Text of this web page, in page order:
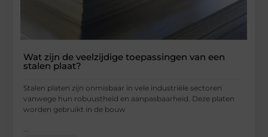
Wat zijn de veelzijdige toepassingen van een
stalen plaat?
Stalen platen zijn onmisbaar in vele industriële sectoren
vanwege hun robuustheid en aanpasbaarheid. Deze platen
worden gebruikt in de bouw